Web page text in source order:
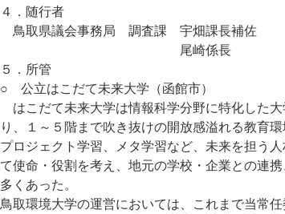
４．随行者
鳥取県議会事務局 調査課 宇畑課長補佐
尾崎係長
５．所管
○ 公立はこだて未来大学（函館市）
はこだて未来大学は情報科学分野に特化した
り、１～５階まで吹き抜けの開放感溢れる教育環
プロジェクト学習、メタ学習など、未来を担う
て使命・役割を考え、地元の学校・企業との連
多くあった。
鳥取環境大学の運営においては、これまで当常